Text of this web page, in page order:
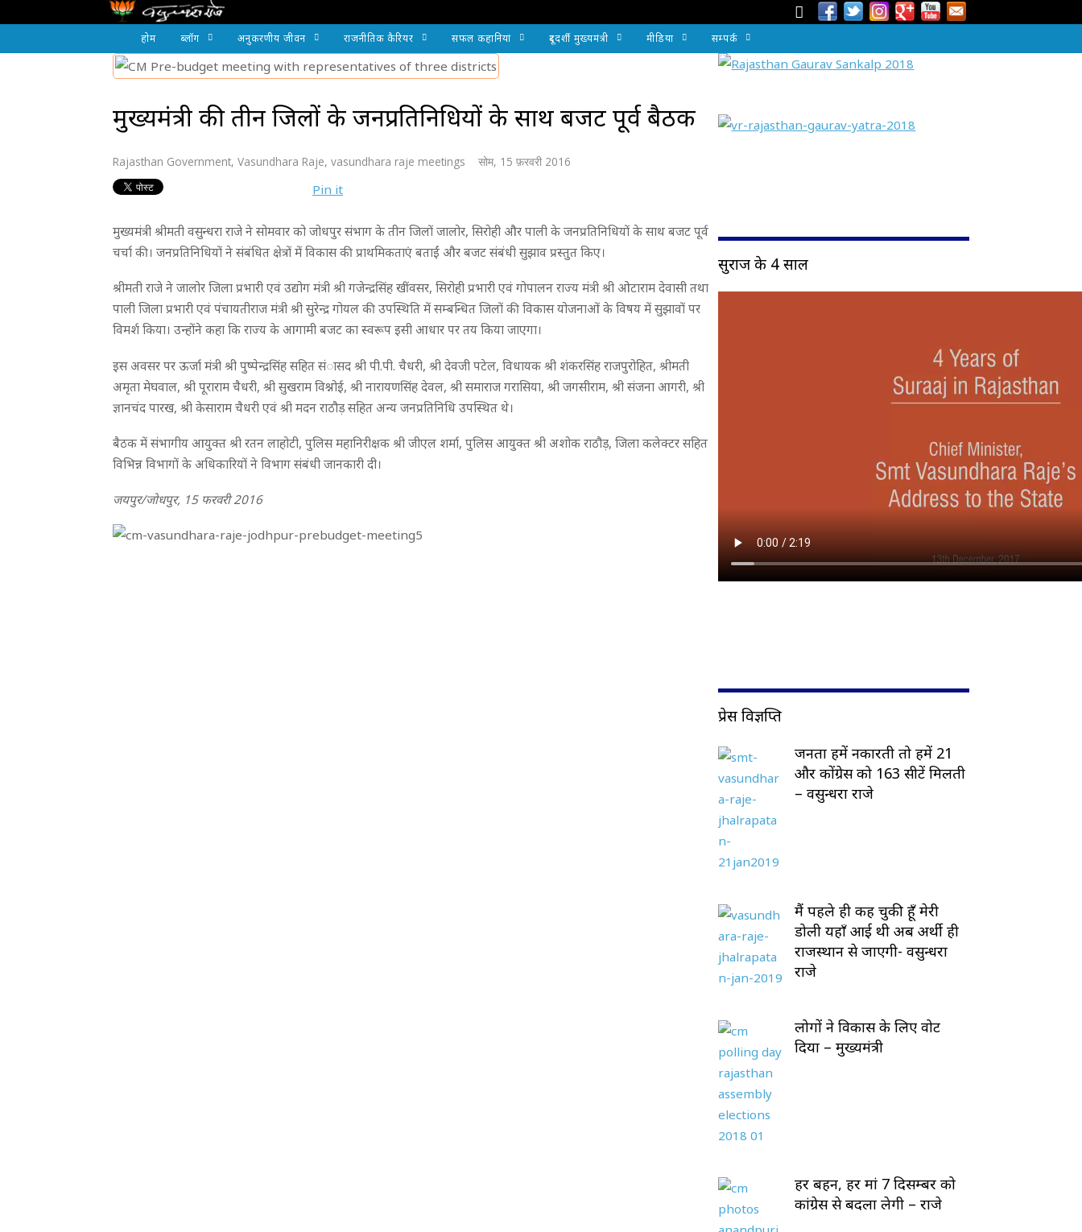
होम ब्लॉग अनुकरणीय जीवन राजनीतिक कैरियर सफल कहानियां दूरदर्शी मुख्यमंत्री मीडिया सम्पर्क
मुख्यमंत्री की तीन जिलों के जनप्रतिनिधियों के साथ बजट पूर्व बैठक
Rajasthan Government, Vasundhara Raje, vasundhara raje meetings सोम, 15 फ़रवरी 2016
Pin it
मुख्यमंत्री श्रीमती वसुन्धरा राजे ने सोमवार को जोधपुर संभाग के तीन जिलों जालोर, सिरोही और पाली के जनप्रतिनिधियों के साथ बजट पूर्व
चर्चा की। जनप्रतिनिधियों ने संबंधित क्षेत्रों में विकास की प्राथमिकताएं बताईं और बजट संबंधी सुझाव प्रस्तुत किए।
श्रीमती राजे ने जालोर जिला प्रभारी एवं उद्योग मंत्री श्री गजेन्द्रसिंह खींवसर, सिरोही प्रभारी एवं गोपालन राज्य मंत्री श्री ओटाराम देवासी तथा
पाली जिला प्रभारी एवं पंचायतीराज मंत्री श्री सुरेन्द्र गोयल की उपस्थिति में सम्बन्धित जिलों की विकास योजनाओं के विषय में सुझावों पर
विमर्श किया। उन्होंने कहा कि राज्य के आगामी बजट का स्वरूप इसी आधार पर तय किया जाएगा।
इस अवसर पर ऊर्जा मंत्री श्री पुष्पेन्द्रसिंह सहित संासद श्री पी.पी. चैधरी, श्री देवजी पटेल, विधायक श्री शंकरसिंह राजपुरोहित, श्रीमती
अमृता मेघवाल, श्री पूराराम चैधरी, श्री सुखराम विश्नोई, श्री नारायणसिंह देवल, श्री समाराज गरासिया, श्री जगसीराम, श्री संजना आगरी, श्री
ज्ञानचंद पारख, श्री केसाराम चैधरी एवं श्री मदन राठौड़ सहित अन्य जनप्रतिनिधि उपस्थित थे।
बैठक में संभागीय आयुक्त श्री रतन लाहोटी, पुलिस महानिरीक्षक श्री जीएल शर्मा, पुलिस आयुक्त श्री अशोक राठौड़, जिला कलेक्टर सहित
विभिन्न विभागों के अधिकारियों ने विभाग संबंधी जानकारी दी।
जयपुर/जोधपुर, 15 फरवरी 2016
सुराज के 4 साल
प्रेस विज्ञप्ति
जनता हमें नकारती तो हमें 21
और कोंग्रेस को 163 सीटें मिलती
– वसुन्धरा राजे
मैं पहले ही कह चुकी हूँ मेरी
डोली यहाँ आई थी अब अर्थी ही
राजस्थान से जाएगी- वसुन्धरा
राजे
लोगों ने विकास के लिए वोट
दिया – मुख्यमंत्री
हर बहन, हर मां 7 दिसम्बर को
कांग्रेस से बदला लेगी – राजे